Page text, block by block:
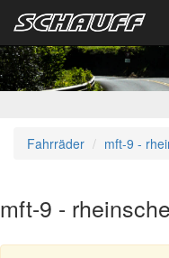
Fahrräder mft-9 -
mft-9 -